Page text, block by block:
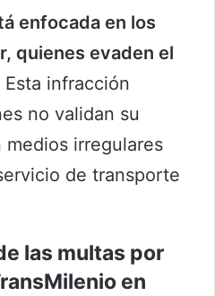
enfocada en los
quienes evaden el
Esta infracción
no validan su
irregulares
de transporte
las multas por
en